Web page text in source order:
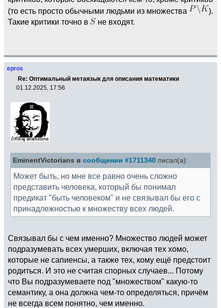
(то есть просто обычными людьми из множества
).
Такие критики точно в
не входят.
epros
Re: Оптимальный метаязык для описания математики
01.12.2025, 17:56
EminentVictorians в сообщении #1711340 писал(а):
Может быть, но мне все равно очень сложно
представить человека, который бы понимал
предикат "быть человеком" и не связывал бы его с
принадлежностью к множеству всех людей.
Связывал бы с чем именно? Множество людей может
подразумевать всех умерших, включая тех хомо,
которые не сапиенсы, а также тех, кому ещё предстоит
родиться. И это не считая спорных случаев... Потому
что Вы подразумеваете под "множеством" какую-то
семантику, а она должна чем-то определяться, причём
не всегда всем понятно, чем именно.